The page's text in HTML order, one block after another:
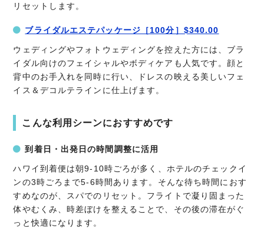
リセットします。
ブライダルエステパッケージ［100分］$340.00
ウェディングやフォトウェディングを控えた方には、ブラ
イダル向けのフェイシャルやボディケアも人気です。顔と
背中のお手入れを同時に行い、ドレスの映える美しいフェ
イス＆デコルテラインに仕上げます。
こんな利用シーンにおすすめです
到着日・出発日の時間調整に活用
ハワイ到着便は朝9-10時ごろが多く、ホテルのチェックイ
ンの3時ごろまで5-6時間あります。そんな待ち時間におす
すめなのが、スパでのリセット。フライトで凝り固まった
体やむくみ、時差ぼけを整えることで、その後の滞在がぐ
っと快適になります。